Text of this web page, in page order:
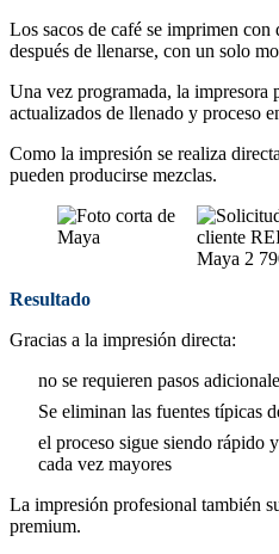
Los sacos de café se imprimen con
después de llenarse, con un solo
Una vez programada, la impresora
actualizados de llenado y proceso
Como la impresión se realiza
pueden producirse mezclas.
Resultado
Gracias a la impresión directa:
no se requieren pasos
Se eliminan las fuentes típicas
el proceso sigue siendo rápido
cada vez mayores
La impresión profesional también
premium.